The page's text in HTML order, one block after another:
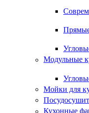
Модульные
Мойки для
Кухонные